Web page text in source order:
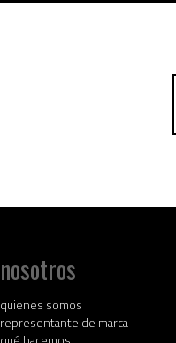
nosotros
quienes somos
representante de marca